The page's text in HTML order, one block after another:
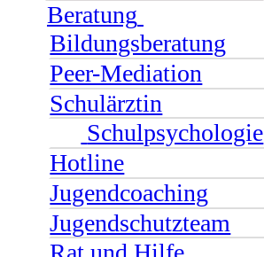
Beratung
Bildungsberatung
Peer-Mediation
Schulärztin
Schulpsychologie
Hotline
Jugendcoaching
Jugendschutzteam